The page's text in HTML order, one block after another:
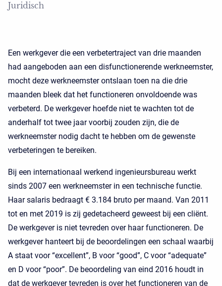
Juridisch
Een werkgever die een verbetertraject van drie maanden
had aangeboden aan een disfunctionerende werkneemster,
mocht deze werkneemster ontslaan toen na die drie
maanden bleek dat het functioneren onvoldoende was
verbeterd. De werkgever hoefde niet te wachten tot de
anderhalf tot twee jaar voorbij zouden zijn, die de
werkneemster nodig dacht te hebben om de gewenste
verbeteringen te bereiken.
Bij een internationaal werkend ingenieursbureau werkt
sinds 2007 een werkneemster in een technische functie.
Haar salaris bedraagt € 3.184 bruto per maand. Van 2011
tot en met 2019 is zij gedetacheerd geweest bij een cliënt.
De werkgever is niet tevreden over haar functioneren. De
werkgever hanteert bij de beoordelingen een schaal waarbij
A staat voor “excellent”, B voor “good”, C voor “adequate”
en D voor “poor”. De beoordeling van eind 2016 houdt in
dat de werkgever tevreden is over het functioneren van de